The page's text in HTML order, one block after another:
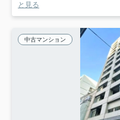
と見る
中古マンション